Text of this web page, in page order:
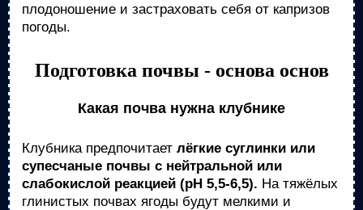
плодоношение и застраховать себя от капризов
погоды.
Подготовка почвы - основа основ
Какая почва нужна клубнике
Клубника предпочитает лёгкие суглинки или
супесчаные почвы с нейтральной или
слабокислой реакцией (pH 5,5-6,5). На тяжёлых
глинистых почвах ягоды будут мелкими и